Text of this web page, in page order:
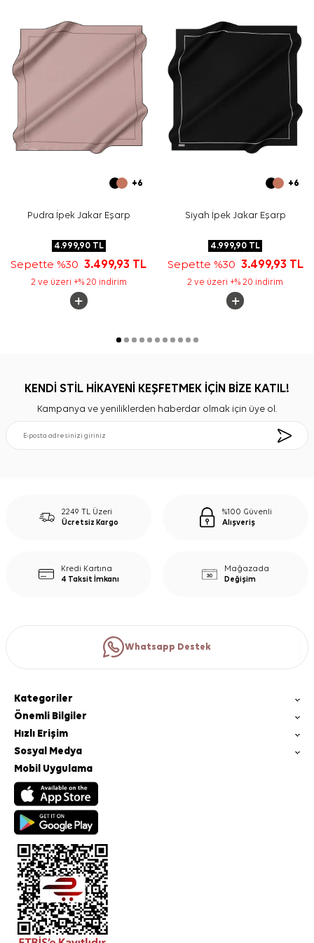
Bakım
Yıkama ve bakım için ürün etiketindeki talimatları
izleyiniz. İpek ve hassas eşarplarda elde nazik bakım
gerektiğinde
Aker İpek Eşarp Şampuanı
Sıkça Sorulan Sorular
Bu eşarbın ölçüsü nedir?
Desen ve renk görünümü nasıldır?
Hangi kombinlerle kullanılabilir?
Bu ürün hangi kumaş türündedir?
+6
Pudra İpek Jakar Eşarp
4.999,90TL
Sepette %303.499,93 TL
2 ve üzeri +% 20 indirim
+6
Siyah İpek Jakar Eşarp
4.999,90 TL
Sepette %30 3.499,93 TL
2 ve üzeri +% 20 indirim
KENDİ STİL HİKAYENİ KEŞFETMEK İÇİN BİZE KATIL!
Kampanya ve yeniliklerden haberdar olmak için üye ol.
2249 TL Üzeri
Ücretsiz Kargo
%100 Güvenli
Alışveriş
Kredi Kartına
4 Taksit İmkanı
Mağazada
Değişim
Whatsapp Destek
Kategoriler
Önemli Bilgiler
Hızlı Erişim
Sosyal Medya
Mobil Uygulama